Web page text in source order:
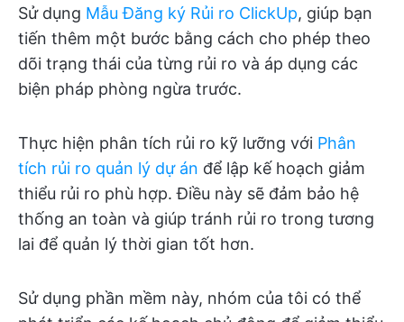
Sử dụng Mẫu Đăng ký Rủi ro ClickUp, giúp bạn
tiến thêm một bước bằng cách cho phép theo
dõi trạng thái của từng rủi ro và áp dụng các
biện pháp phòng ngừa trước.
Thực hiện phân tích rủi ro kỹ lưỡng với Phân
tích rủi ro quản lý dự án để lập kế hoạch giảm
thiểu rủi ro phù hợp. Điều này sẽ đảm bảo hệ
thống an toàn và giúp tránh rủi ro trong tương
lai để quản lý thời gian tốt hơn.
Sử dụng phần mềm này, nhóm của tôi có thể